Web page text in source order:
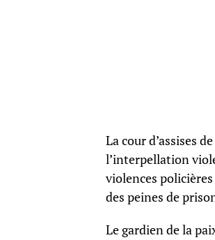
La cour d’assises
l’interpellation
violences
des peines de
Le gardien de la